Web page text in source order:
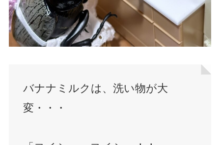
バナナミルクは、洗い物が大
変・・・